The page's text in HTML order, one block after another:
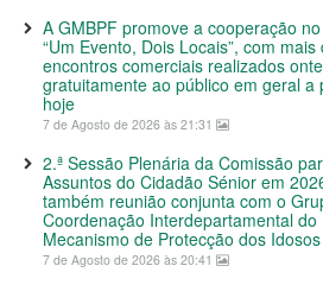
A GMBPF promove a cooperação
“Um Evento, Dois Locais”, com mais
encontros comerciais realizados
gratuitamente ao público em geral a
hoje
7 de Agosto de 2026 às 21:31
2.ª Sessão Plenária da Comissão
Assuntos do Cidadão Sénior em
também reunião conjunta com o
Coordenação Interdepartamental do
Mecanismo de Protecção dos
7 de Agosto de 2026 às 20:41